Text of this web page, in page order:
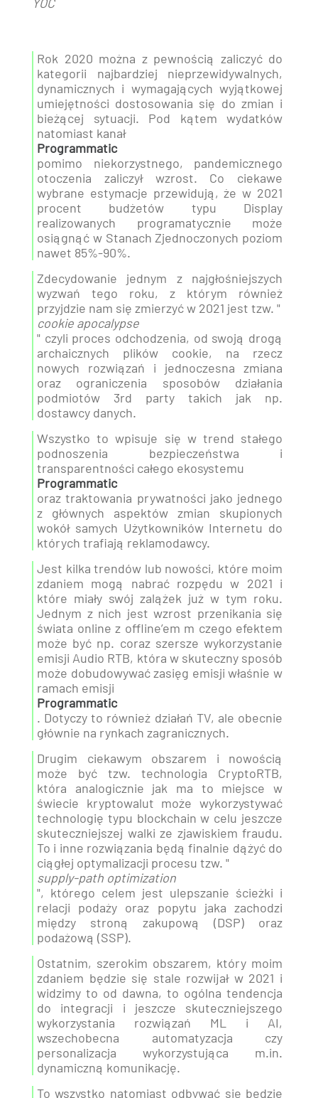
Rok 2020 można z pewnością zaliczyć do
kategorii najbardziej nieprzewidywalnych,
dynamicznych i wymagających wyjątkowej
umiejętności dostosowania się do zmian i
bieżącej sytuacji. Pod kątem wydatków
natomiast kanał
Programmatic
pomimo niekorzystnego, pandemicznego
otoczenia zaliczył wzrost. Co ciekawe
wybrane estymacje przewidują, że w 2021
procent budżetów typu Display
realizowanych programatycznie może
osiągnąć w Stanach Zjednoczonych poziom
nawet 85%-90%.
Zdecydowanie jednym z najgłośniejszych
wyzwań tego roku, z którym również
przyjdzie nam się zmierzyć w 2021 jest tzw. "
cookie apocalypse
" czyli proces odchodzenia, od swoją drogą
archaicznych plików cookie, na rzecz
nowych rozwiązań i jednoczesna zmiana
oraz ograniczenia sposobów działania
podmiotów 3rd party takich jak np.
dostawcy danych.
Wszystko to wpisuje się w trend stałego
podnoszenia bezpieczeństwa i
transparentności całego ekosystemu
Programmatic
oraz traktowania prywatności jako jednego
z głównych aspektów zmian skupionych
wokół samych Użytkowników Internetu do
których trafiają reklamodawcy.
Jest kilka trendów lub nowości, które moim
zdaniem mogą nabrać rozpędu w 2021 i
które miały swój zalążek już w tym roku.
Jednym z nich jest wzrost przenikania się
świata online z offline’em m czego efektem
może być np. coraz szersze wykorzystanie
emisji Audio RTB, która w skuteczny sposób
może dobudowywać zasięg emisji właśnie w
ramach emisji
Programmatic
. Dotyczy to również działań TV, ale obecnie
głównie na rynkach zagranicznych.
Drugim ciekawym obszarem i nowością
może być tzw. technologia CryptoRTB,
która analogicznie jak ma to miejsce w
świecie kryptowalut może wykorzystywać
technologię typu blockchain w celu jeszcze
skuteczniejszej walki ze zjawiskiem fraudu.
To i inne rozwiązania będą finalnie dążyć do
ciągłej optymalizacji procesu tzw. "
supply-path optimization
", którego celem jest ulepszanie ścieżki i
relacji podaży oraz popytu jaka zachodzi
między stroną zakupową (DSP) oraz
podażową (SSP).
Ostatnim, szerokim obszarem, który moim
zdaniem będzie się stale rozwijał w 2021 i
widzimy to od dawna, to ogólna tendencja
do integracji i jeszcze skuteczniejszego
wykorzystania rozwiązań ML i AI,
wszechobecna automatyzacja czy
personalizacja wykorzystująca m.in.
dynamiczną komunikację.
To wszystko natomiast odbywać się będzie